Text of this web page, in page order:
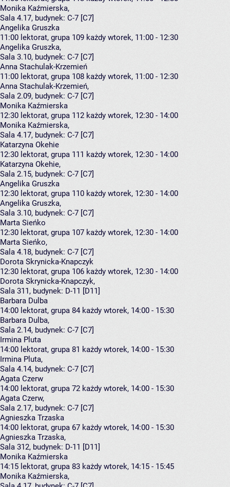
Monika Kaźmierska,
Sala 4.17, budynek: C-7 [C7]
Angelika Gruszka
11:00 lektorat, grupa 109 każdy wtorek, 11:00 - 12:30
Angelika Gruszka,
Sala 3.10, budynek: C-7 [C7]
Anna Stachulak-Krzemień
11:00 lektorat, grupa 108 każdy wtorek, 11:00 - 12:30
Anna Stachulak-Krzemień,
Sala 2.09, budynek: C-7 [C7]
Monika Kaźmierska
12:30 lektorat, grupa 112 każdy wtorek, 12:30 - 14:00
Monika Kaźmierska,
Sala 4.17, budynek: C-7 [C7]
Katarzyna Okehie
12:30 lektorat, grupa 111 każdy wtorek, 12:30 - 14:00
Katarzyna Okehie,
Sala 2.15, budynek: C-7 [C7]
Angelika Gruszka
12:30 lektorat, grupa 110 każdy wtorek, 12:30 - 14:00
Angelika Gruszka,
Sala 3.10, budynek: C-7 [C7]
Marta Sieńko
12:30 lektorat, grupa 107 każdy wtorek, 12:30 - 14:00
Marta Sieńko,
Sala 4.18, budynek: C-7 [C7]
Dorota Skrynicka-Knapczyk
12:30 lektorat, grupa 106 każdy wtorek, 12:30 - 14:00
Dorota Skrynicka-Knapczyk,
Sala 311, budynek: D-11 [D11]
Barbara Dulba
14:00 lektorat, grupa 84 każdy wtorek, 14:00 - 15:30
Barbara Dulba,
Sala 2.14, budynek: C-7 [C7]
Irmina Pluta
14:00 lektorat, grupa 81 każdy wtorek, 14:00 - 15:30
Irmina Pluta,
Sala 4.14, budynek: C-7 [C7]
Agata Czerw
14:00 lektorat, grupa 72 każdy wtorek, 14:00 - 15:30
Agata Czerw,
Sala 2.17, budynek: C-7 [C7]
Agnieszka Trzaska
14:00 lektorat, grupa 67 każdy wtorek, 14:00 - 15:30
Agnieszka Trzaska,
Sala 312, budynek: D-11 [D11]
Monika Kaźmierska
14:15 lektorat, grupa 83 każdy wtorek, 14:15 - 15:45
Monika Kaźmierska,